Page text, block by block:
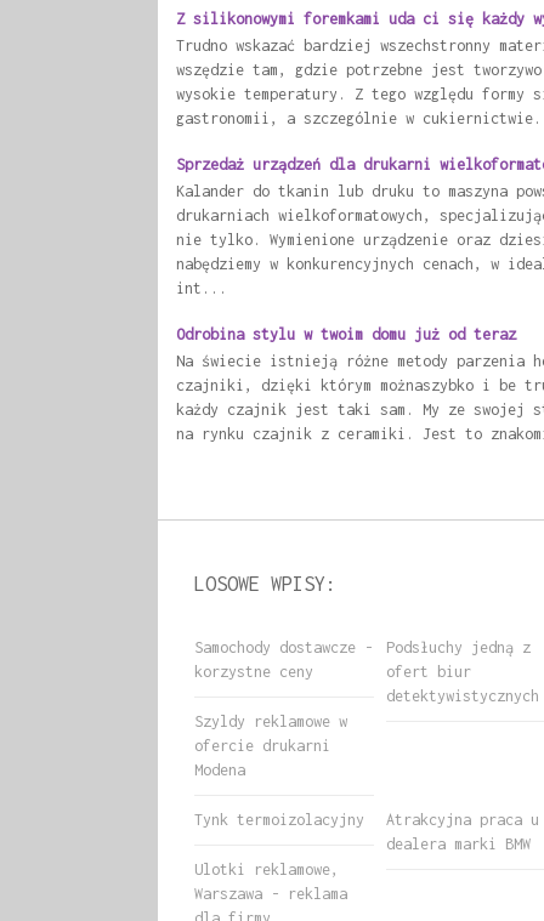
Z silikonowymi foremkami uda ci się każdy
Trudno wskazać bardziej wszechstronny
wszędzie tam, gdzie potrzebne jest
wysokie temperatury. Z tego względu formy
gastronomii, a szczególnie w
Sprzedaż urządzeń dla drukarni
Kalander do tkanin lub druku to maszyna
drukarniach wielkoformatowych,
nie tylko. Wymienione urządzenie oraz
nabędziemy w konkurencyjnych cenach, w
int...
Odrobina stylu w twoim domu już od teraz
Na świecie istnieją różne metody parzenia
czajniki, dzięki którym możnaszybko i be
każdy czajnik jest taki sam. My ze swojej
na rynku czajnik z ceramiki. Jest to
LOSOWE WPISY:
Podsłuchy jedną z
ofert biur
detektywistycznych
Samochody dostawcze -
korzystne ceny
Szyldy reklamowe w
ofercie drukarni
Modena
Tynk termoizolacyjny
Atrakcyjna praca u
dealera marki BMW
Ulotki reklamowe,
Warszawa - reklama